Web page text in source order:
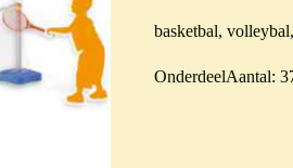
basketbal,
OnderdeelAantal: